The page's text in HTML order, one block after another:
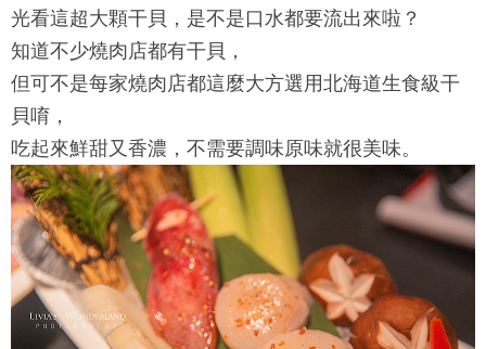
光看這超大顆干貝，是不是口水都要流出來啦？
知道不少燒肉店都有干貝，
但可不是每家燒肉店都這麼大方選用北海道生食級干
貝唷，
吃起來鮮甜又香濃，不需要調味原味就很美味。